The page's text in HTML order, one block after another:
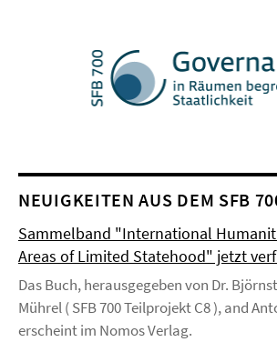
NEUIGKEITEN AUS DEM SFB
Sammelband "International
Areas of Limited Statehood" jetzt
Das Buch, herausgegeben von Dr.
Mührel ( SFB 700 Teilprojekt C8 ), and
erscheint im Nomos Verlag.